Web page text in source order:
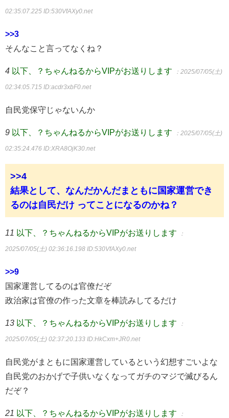
02:35:07.225 ID:530VfAXy0.net
>>3
そんなこと言ってなくね？
4 以下、？ちゃんねるからVIPがお送りします ：2025/07/05(土)
02:34:05.715 ID:acdr3xbF0.net
自民党保守じゃないんか
9 以下、？ちゃんねるからVIPがお送りします ：2025/07/05(土)
02:35:24.476 ID:XRA8OjK30.net
>>4
結果として、なんだかんだまともに国家運営でき
るのは自民だけ ってことになるのかね？
11 以下、？ちゃんねるからVIPがお送りします ：
2025/07/05(土) 02:36:16.198 ID:530VfAXy0.net
>>9
国家運営してるのは官僚だぞ
政治家は官僚の作った文章を棒読みしてるだけ
13 以下、？ちゃんねるからVIPがお送りします ：
2025/07/05(土) 02:37:20.133 ID:HkCxm+JR0.net
自民党がまともに国家運営しているという幻想すごいよな
自民党のおかげで子供いなくなってガチのマジで滅びるん
だぞ？
21 以下、？ちゃんねるからVIPがお送りします ：